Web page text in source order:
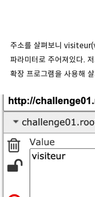
주소를 살펴보니
파라미터로 주어져있다.
확장 프로그램을 사용해